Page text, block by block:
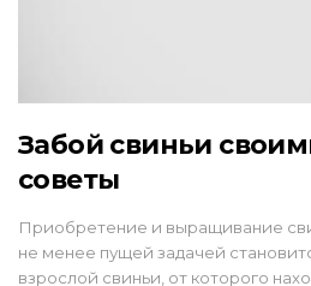
Забой свиньи
советы
Приобретение и выращивание
не менее пущей задачей
взрослой свиньи, от которого